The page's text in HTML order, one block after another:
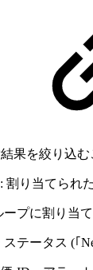
果を絞り込む
: 割り当てられ
プに割り当
テータス (｢